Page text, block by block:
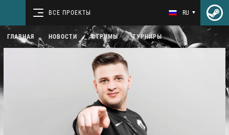
ВСЕ ПРОЕКТЫ RU
ГЛАВНАЯ НОВОСТИ СТРИМЫ ТУРНИРЫ